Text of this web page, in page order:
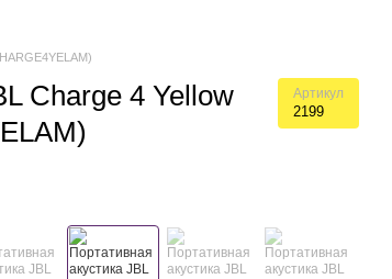
Charge 4 Yellow
Артикул
2199